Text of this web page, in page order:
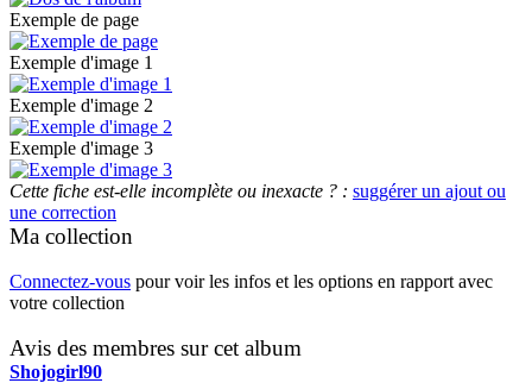
Exemple de page
Exemple d'image 1
Exemple d'image 2
Exemple d'image 3
Cette fiche est-elle incomplète ou inexacte ? : suggérer un ajout ou
une correction
Ma collection
Connectez-vous pour voir les infos et les options en rapport avec
votre collection
Avis des membres sur cet album
Shojogirl90